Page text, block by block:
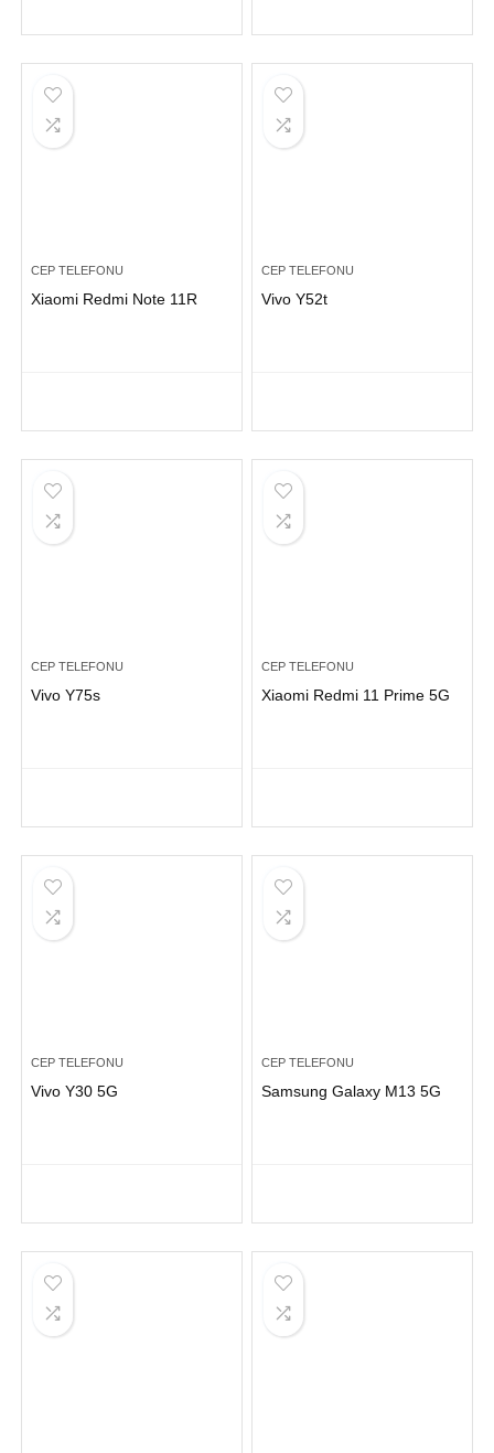
CEP TELEFONU
Xiaomi Redmi Note 11R
CEP TELEFONU
Vivo Y52t
CEP TELEFONU
Vivo Y75s
CEP TELEFONU
Xiaomi Redmi 11 Prime 5G
CEP TELEFONU
Vivo Y30 5G
CEP TELEFONU
Samsung Galaxy M13 5G